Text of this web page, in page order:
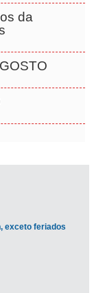
da
exceto feriados